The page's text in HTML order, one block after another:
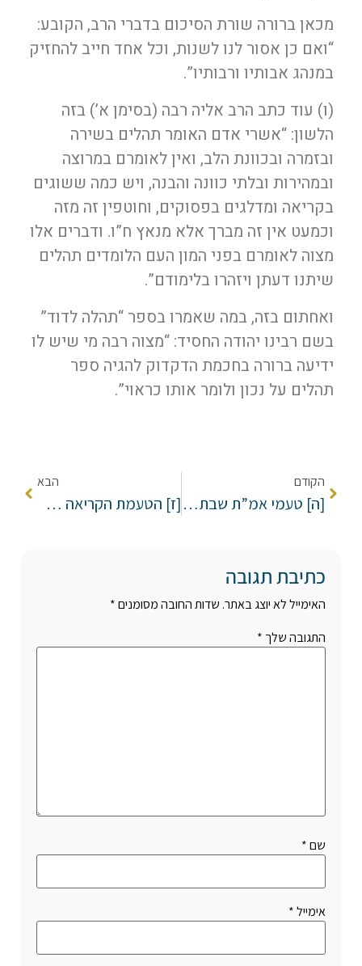
מכאן ברורה שורת הסיכום בדברי הרב, הקובע:
“ואם כן אסור לנו לשנות, וכל אחד חייב להחזיק
במנהג אבותיו ורבותיו”.
(ו) עוד כתב הרב אליה רבה (בסימן א’) בזה
הלשון: “אשרי אדם האומר תהלים בשירה
ובזמרה ובכוונת הלב, ואין לאומרם במרוצה
ובמהירות ובלתי כוונה והבנה, ויש כמה ששוגים
בקריאה ומדלגים בפסוקים, וחוטפין זה מזה
וכמעט אין זה מברך אלא מנאץ ח”ו. ודברים אלו
מצוה לאומרם בפני המון העם הלומדים תהלים
שיתנו דעתן ויזהרו בלימודם”.
ואחתום בזה, במה שאמרו בספר “תהלה לדוד”
בשם רבינו יהודה החסיד: “מצוה רבה מי שיש לו
ידיעה ברורה בחכמת הדקדוק להגיה ספר
תהלים על נכון ולומר אותו כראוי”.
הקודם
[ה] טעמי אמ”ת שבתהילים.
הבא
[ז] הטעמת הקריאה במזמורי תהילים.
כתיבת תגובה
האימייל לא יוצג באתר. שדות החובה מסומנים*
התגובה שלך *
שם*
אימייל*